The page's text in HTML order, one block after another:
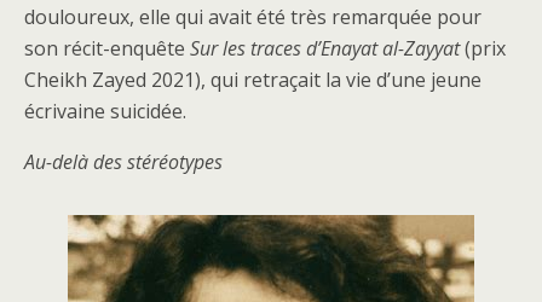
douloureux, elle qui avait été très remarquée pour
son récit-enquête Sur les traces d’Enayat al-Zayyat(prix
Cheikh Zayed 2021), qui retraçait la vie d’une jeune
écrivaine suicidée.
Au-delà des stéréotypes